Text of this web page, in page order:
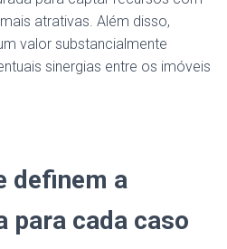
atrativas. Além disso,
valor substancialmente
sinergias entre os imóveis
definem a
para cada caso